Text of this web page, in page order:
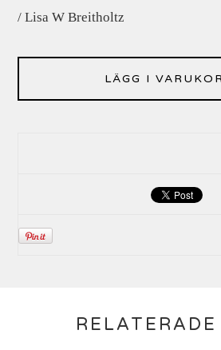
/ Lisa W Breitholtz
LÄGG I
RELATERADE